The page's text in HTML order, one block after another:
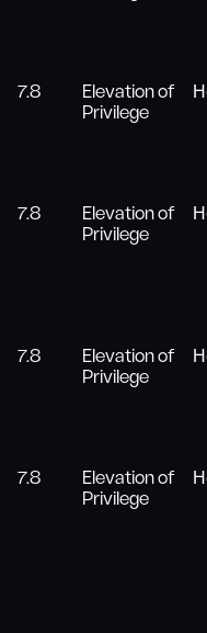
7.8
Elevation of
Privilege
7.8
Elevation of
Privilege
7.8
Elevation of
Privilege
7.8
Elevation of
Privilege